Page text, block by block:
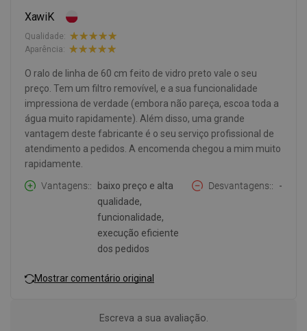
XawiK
Qualidade:
Aparência:
O ralo de linha de 60 cm feito de vidro preto vale o seu
preço. Tem um filtro removível, e a sua funcionalidade
impressiona de verdade (embora não pareça, escoa toda a
água muito rapidamente). Além disso, uma grande
vantagem deste fabricante é o seu serviço profissional de
atendimento a pedidos. A encomenda chegou a mim muito
rapidamente.
Vantagens:
baixo preço e alta
qualidade,
funcionalidade,
execução eficiente
dos pedidos
Desvantagens: -
Mostrar comentário original
Escreva a sua avaliação.